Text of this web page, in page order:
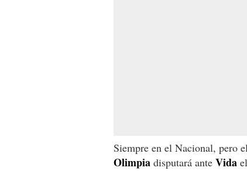
Siempre en el Nacional, pero
Olimpia disputará ante Vida